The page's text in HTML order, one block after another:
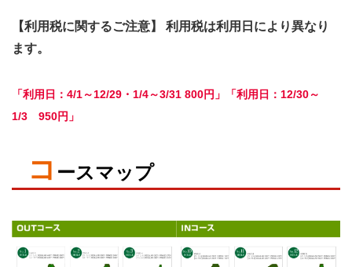
【利用税に関するご注意】 利用税は利用日により異なり
ます。
「利用日：4/1～12/29・1/4～3/31 800円」「利用日：12/30～
1/3 950円」
コ ースマップ